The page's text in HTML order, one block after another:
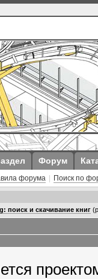
Форум
форума Поиск по
поиск и скачивание книг